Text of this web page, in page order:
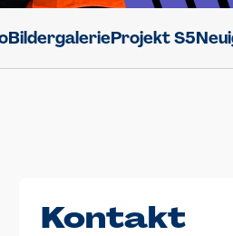
BildergalerieProjekt S5
Kontakt